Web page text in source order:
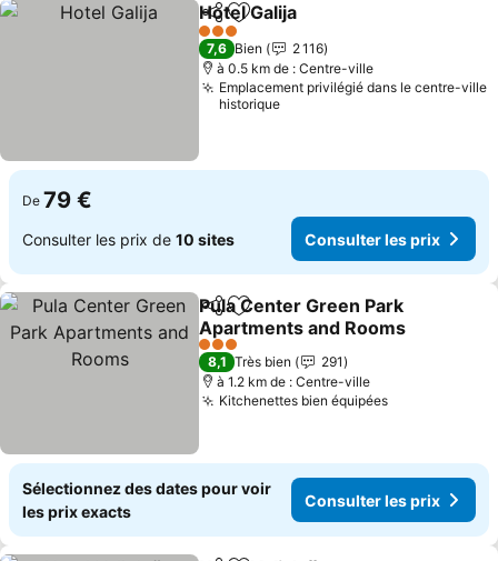
PartagerAjouter à mes favoris
Hotel Galija
3 Étoiles
7,6 Bien
2 116
à 0.5 km de : Centre-ville
Emplacement privilégié dans le centre-ville
historique
De 79 €
Consulter les prix de 10 sites Consulter les prix
PartagerAjouter à mes favoris
Pula Center Green Park
Apartments and Rooms
3 Étoiles
8,1 Très bien
291
à 1.2 km de : Centre-ville
Kitchenettes bien équipées
Sélectionnez des dates pour voir
les prix exacts
Consulter les prix